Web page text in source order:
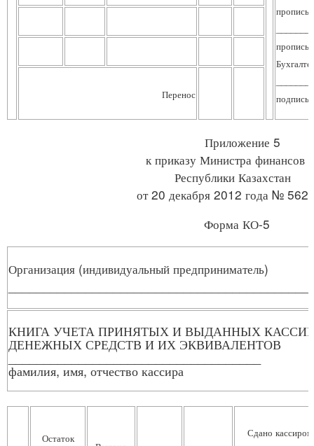
Перенос
Приложение 5
к приказу Министра финансов
Республики Казахстан
от 20 декабря 2012 года № 562
Форма КО-5
Организация (индивидуальный предприниматель)
КНИГА УЧЕТА ПРИНЯТЫХ И ВЫДАННЫХ
ДЕНЕЖНЫХ СРЕДСТВ И ИХ ЭКВИВАЛЕНТОВ
____________________________________
фамилия, имя, отчество кассира
Остаток
Сдано